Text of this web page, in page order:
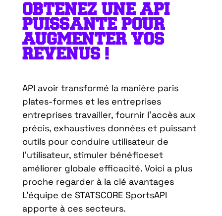
OBTENEZ UNE API
PUISSANTE POUR
AUGMENTER VOS
REVENUS !
API avoir transformé la manière paris
plates-formeset les entreprises
entreprises travailler, fournir l’accèsaux
précis, exhaustivesdonnées et puissant
outilspour conduire utilisateurde
l’utilisateur, stimuler bénéficeset
améliorer globale efficacité. Voicia plus
proche regarder àla clé avantages
L’équipe de STATSCORE SportsAPI
apporte à ces secteurs.